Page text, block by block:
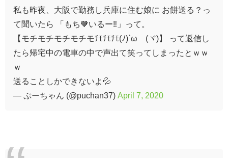
私も昨夜、大阪で勤務し兵庫に住む娘に お餅送る？っ
て聞いたら 「もち🧡いるー‼」って。
【モチモチモチモチモﾁﾓﾁﾓﾁﾓ(ﾉ)`ω´(ヾ)】 って返信し
たら帰宅中の電車の中で声出て笑ってしまったとｗｗ
ｗ
送ることしかできないよ💦
— ぷーちゃん (@puchan37) April 7, 2020